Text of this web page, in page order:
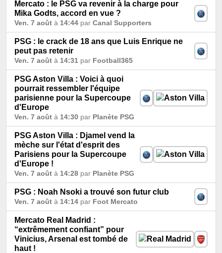
Mercato : le PSG va revenir à la charge pour
Mika Godts, accord en vue ?
Ven. 7 août à 14:44 par Canal Supporters
PSG : le crack de 18 ans que Luis Enrique ne
peut pas retenir
Ven. 7 août à 14:31 par Football365
PSG Aston Villa : Voici à quoi
pourrait ressembler l'équipe
parisienne pour la Supercoupe
d'Europe
Ven. 7 août à 14:30 par Planète PSG
PSG Aston Villa : Djamel vend la
mèche sur l'état d'esprit des
Parisiens pour la Supercoupe
d'Europe !
Ven. 7 août à 14:28 par Planète PSG
PSG : Noah Nsoki a trouvé son futur club
Ven. 7 août à 14:14 par Foot Mercato
Mercato Real Madrid :
“extrêmement confiant” pour
Vinicius, Arsenal est tombé de
haut !